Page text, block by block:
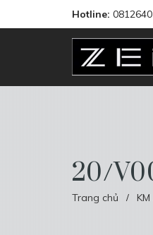
Hotline:
20/
Trang chủ /